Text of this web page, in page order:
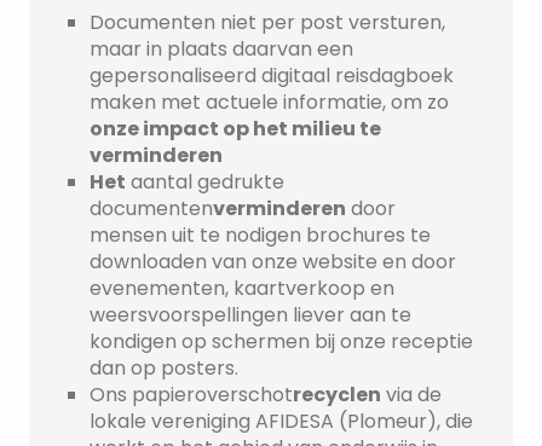
Documenten niet per post versturen,
maar in plaats daarvan een
gepersonaliseerd digitaal reisdagboek
maken met actuele informatie, om zo
onze impact op het milieu te
verminderen
Het aantal gedrukte
documentenverminderen door
mensen uit te nodigen brochures te
downloaden van onze website en door
evenementen, kaartverkoop en
weersvoorspellingen liever aan te
kondigen op schermen bij onze receptie
dan op posters.
Ons papieroverschotrecyclen via de
lokale vereniging AFIDESA (Plomeur), die